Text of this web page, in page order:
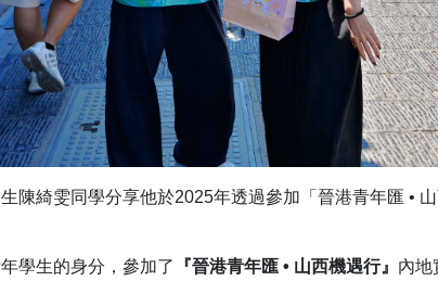
陳綺雯同學分享他於2025年透過參加「晉港青年匯 •
學生的身分，參加了 『晉港青年匯 • 山西機遇行』 內地